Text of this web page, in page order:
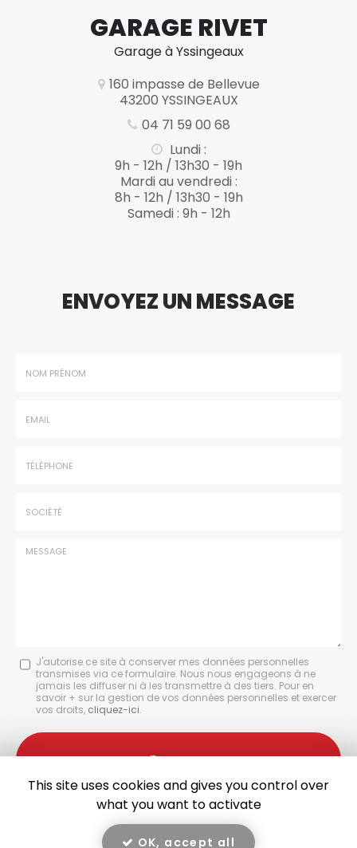
GARAGE RIVET
Garage à Yssingeaux
160 impasse de Bellevue
43200 YSSINGEAUX
04 71 59 00 68
Lundi :
9h - 12h / 13h30 - 19h
Mardi au vendredi :
8h - 12h / 13h30 - 19h
Samedi : 9h - 12h
ENVOYEZ UN MESSAGE
Message
J'autorise ce site à conserver mes données personnelles
transmises via ce formulaire. Nous nous engageons à ne
jamais les diffuser ni à les transmettre à des tiers. Pour en
savoir + sur la gestion de vos données personnelles et exercer
vos droits, cliquez-ici.
Acceptation
RGPD
Envoyer
This site uses cookies and gives you control over
what you want to activate
OK, accept all